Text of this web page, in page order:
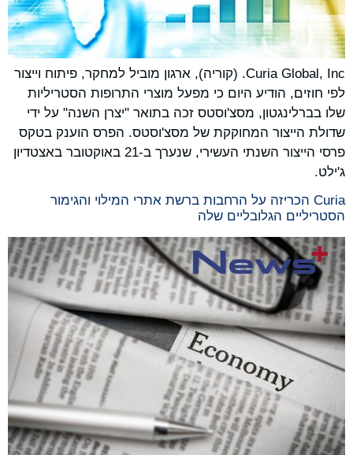
Curia Global, Inc. (קוריה), ארגון מוביל למחקר, פיתוח וייצור
לפי חוזים, הודיע היום כי מפעל מוצרי התרופות הסטריליות
שלו בברלינגטון, מסצ'וסטס זכה בתואר "יצרן השנה" על ידי
שדולת הייצור המחוקקת של מסצ'וסטס. הפרס הוענק בטקס
פרסי הייצור השנתי העשירי, שנערך ב-21 באוקטובר באצטדיון
ג'ילט.
Curia הכריזה על הרחבות ברשת אתרי המילוי והגימור
הסטריליים הגלובליים שלה